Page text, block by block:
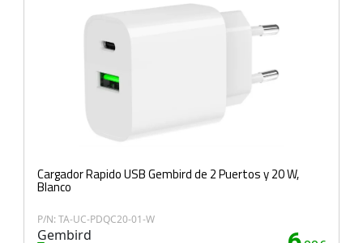
Cargador Rapido USB Gembird de 2 Puertos y 20 W,
Blanco
P/N: TA-UC-PDQC20-01-W
Gembird